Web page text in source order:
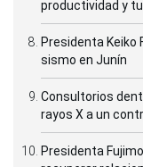
productividad y
Presidenta Keiko
sismo en Junín
Consultorios
rayos X a un
Presidenta